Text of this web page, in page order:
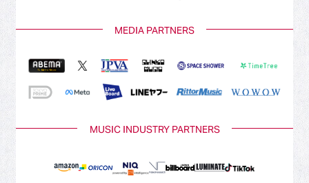
MEDIA PARTNERS
MUSIC INDUSTRY PARTNERS